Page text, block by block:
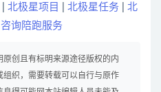
北极星项目 北极星任务
北
咨询陪跑服务
创且有标明来源途径版权的内
织，需要转载可以自行与原作